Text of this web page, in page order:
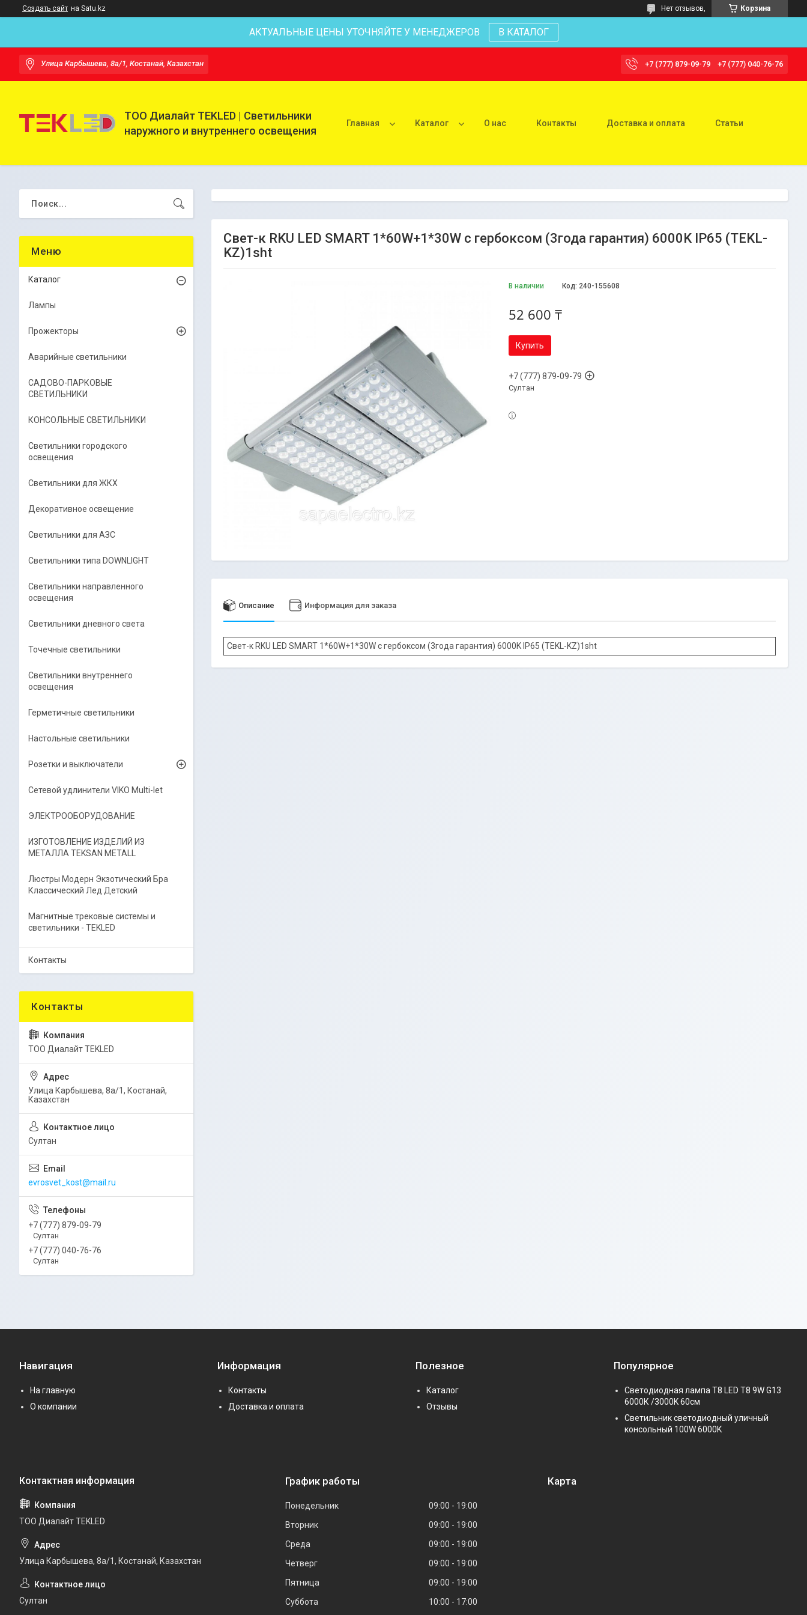
Создать сайт на Satu.kz Корзина
Нет отзывов,
АКТУАЛЬНЫЕ ЦЕНЫ УТОЧНЯЙТЕ У МЕНЕДЖЕРОВ В КАТАЛОГ
Улица Карбышева, 8а/1, Костанай, Казахстан +7 (777) 879-09-79 +7 (777) 040-76-76
ТОО Диалайт TEKLED | Светильники
наружного и внутреннего освещения
Главная Каталог О нас Контакты Доставка и оплата Статьи
Свет-к RKU LED SMART 1*60W+1*30W с гербоксом (3года гарантия) 6000K IP65 (TEKL-
KZ)1sht
В наличии Код: 240-155608
52 600 ₸
Купить
+7 (777) 879-09-79
Султан
Описание Информация для заказа
Свет-к RKU LED SMART 1*60W+1*30W с гербоксом (3года гарантия) 6000K IP65 (TEKL-KZ)1sht
Каталог
Лампы
Прожекторы
Аварийные светильники
САДОВО-ПАРКОВЫЕ
СВЕТИЛЬНИКИ
КОНСОЛЬНЫЕ СВЕТИЛЬНИКИ
Светильники городского
освещения
Светильники для ЖКХ
Декоративное освещение
Светильники для АЗС
Светильники типа DOWNLIGHT
Светильники направленного
освещения
Светильники дневного света
Точечные светильники
Светильники внутреннего
освещения
Герметичные светильники
Настольные светильники
Розетки и выключатели
Сетевой удлинители VIKO Multi-let
ЭЛЕКТРООБОРУДОВАНИЕ
ИЗГОТОВЛЕНИЕ ИЗДЕЛИЙ ИЗ
МЕТАЛЛА TEKSAN METALL
Люстры Модерн Экзотический Бра
Классический Лед Детский
Магнитные трековые системы и
светильники - TEKLED
Контакты
ТОО Диалайт TEKLED
Улица Карбышева, 8а/1, Костанай,
Казахстан
Султан
evrosvet_kost@mail.ru
+7 (777) 879-09-79
Султан
+7 (777) 040-76-76
Султан
Навигация
На главную
О компании
Информация
Контакты
Доставка и оплата
Полезное
Каталог
Отзывы
Популярное
Светодиодная лампа Т8 LED T8 9W G13
6000К /3000K 60см
Светильник светодиодный уличный
консольный 100W 6000K
ТОО Диалайт TEKLED
Улица Карбышева, 8а/1, Костанай, Казахстан
Султан
График работы
Понедельник 09:00
19:00
Вторник
09:00
19:00
Среда
09:00
19:00
Четверг
09:00
19:00
Пятница
09:00
19:00
Суббота
10:00 17:00
Карта